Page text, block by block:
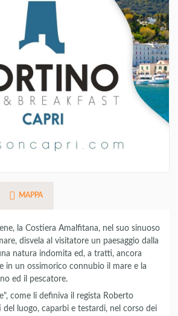
MAPPA
la Costiera Amalfitana, nel suo sinuoso
disvela al visitatore un paesaggio dalla
natura indomita ed, a tratti, ancora
in un ossimorico connubio il mare e la
ed il pescatore.
come li definiva il regista Roberto
del luogo, caparbi e testardi, nel corso dei